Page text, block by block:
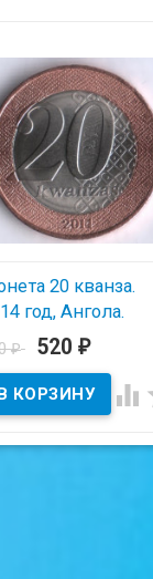
20 кванза.
год, Ангола.
Зинга
на скане.
₽ 520 ₽
